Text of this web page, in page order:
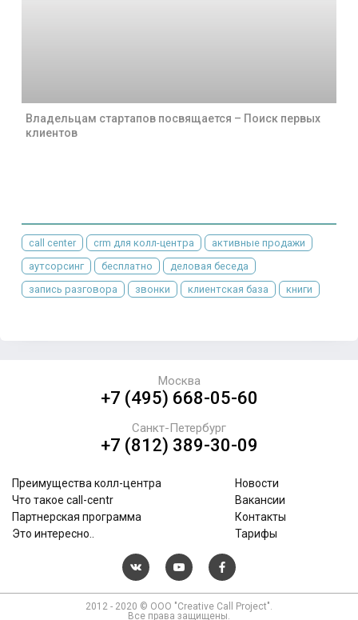
Владельцам стартапов посвящается – Поиск первых
клиентов
call center crm для колл-центра
активные продажи
аутсорсинг
бесплатно
деловая беседа
запись разговора
звонки клиентская база книги
+7 (495) 668-05-60
Москва
+7 (812) 389-30-09
Санкт-Петербург
Преимущества колл-центра
Что такое call-centr
Партнерская программа
Это интересно..
Новости
Вакансии
Контакты
Тарифы
2012 - 2020 © ООО "Creative Call Project".
Все права защищены.